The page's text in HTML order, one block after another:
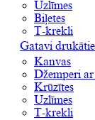
Uzlīmes
Biļetes
T-krekli
Gatavi
Kanvas
Džemperi
Krūzītes
Uzlīmes
T-krekli